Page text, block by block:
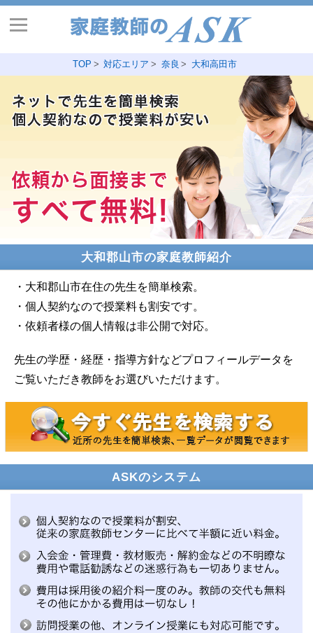
TOP 対応エリア 奈良 大和高田市
大和郡山市の家庭教師紹介
・大和郡山市在住の先生を簡単検索。
・個人契約なので授業料も割安です。
・依頼者様の個人情報は非公開で対応。
先生の学歴・経歴・指導方針などプロフィールデータを
ご覧いただき教師をお選びいただけます。
ASKのシステム